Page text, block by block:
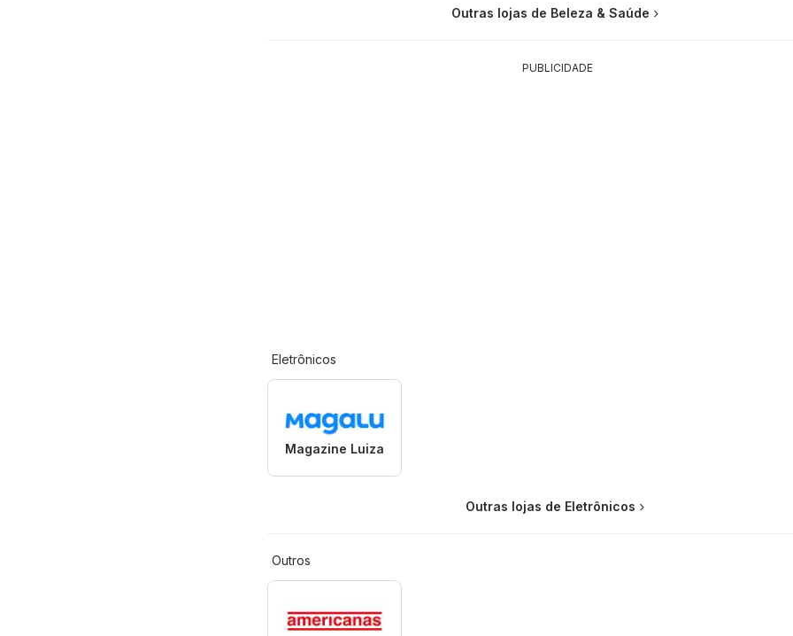
Outras lojas de Beleza & Saúde
PUBLICIDADE
Eletrônicos
Magazine Luiza
Outras lojas de Eletrônicos
Outros